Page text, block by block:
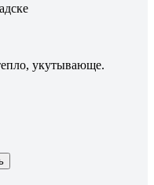
укутывающе.